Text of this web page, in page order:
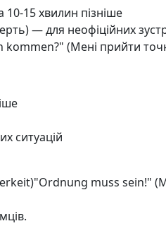
15 хвилин пізніше
— для неофіційних
(Мені прийти
ситуацій
muss sein!"